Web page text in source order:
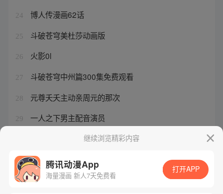
24 博人传漫画62话
25 斗破苍穹美杜莎动画版
26 火影0l
27 斗破苍穹中州篇300集免费观看
28 元尊夭夭主动亲周元的那次
29 一人之下男主配音演员
终极斗罗4下拉式漫画酷漫屋
继续浏览精彩内容
腾讯动漫App
海量漫画 新人7天免费看
打开APP